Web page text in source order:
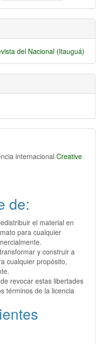
del Nacional (Itauguá)
internacional Creative
de:
el material en
para cualquier
y construir a
cualquier propósito,
revocar estas libertades
términos de la licencia